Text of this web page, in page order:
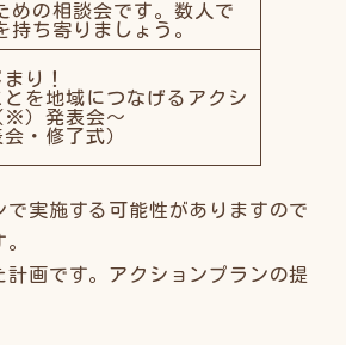
めの相談会です。数人で
ち寄りましょう。
り！
を地域につなげるアクシ
※）発表会～
・修了式）
実施する可能性がありますので
画です。アクションプランの提